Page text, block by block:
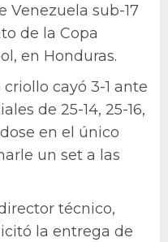
Venezuela sub-17
de la Copa
en Honduras.
cayó 3-1 ante
de 25-14, 25-16,
en el único
un set a las
técnico,
la entrega de